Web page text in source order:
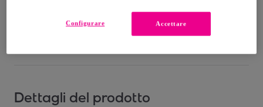
Come funziona?
Dettagli del prodotto
Accettare
Configurare